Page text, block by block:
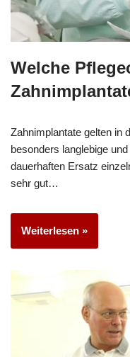
Welche
Zahnimplantate gelten in
besonders langlebige
dauerhaften Ersatz
sehr gut…
Weiterlesen »